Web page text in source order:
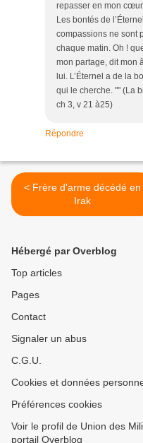
repasser en mon
Les bontés de
compassions ne sont
chaque matin. Oh !
mon partage, dit mon
lui. L’Éternel a de la
qui le cherche. "" (La
ch 3, v 21 à25)
Répondre
< Frère d'arme décédé en
Irak
Hébergé par Overblog
Top articles
Pages
Contact
Signaler un abus
C.G.U.
Cookies et données
Préférences cookies
Voir le profil de Union des
portail Overblog